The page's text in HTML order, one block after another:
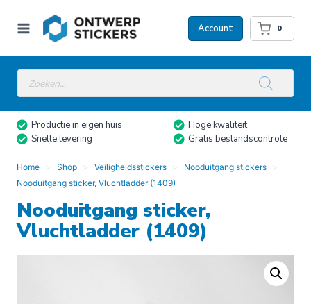
naar
Account 0
Producten
zoeken
Productie in eigen huis
Hoge kwaliteit
Snelle levering
Gratis bestandscontrole
Home Shop Veiligheidsstickers
Nooduitgang stickers
Nooduitgang sticker, Vluchtladder (1409)
Nooduitgang sticker,
Vluchtladder (1409)